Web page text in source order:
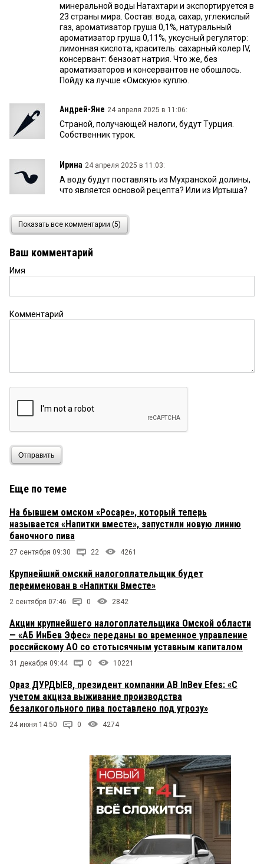
минеральной воды Натахтари и экспортируется в
23 страны мира. Состав: вода, сахар, углекислый
газ, ароматизатор груша 0,1%, натуральный
ароматизатор груша 0,11%, уксусный регулятор:
лимонная кислота, краситель: сахарный колер IV,
консервант: бензоат натрия. Что же, без
ароматизаторов и консервантов не обошлось.
Пойду ка лучше «Омскую» куплю.
Андрей-Яне 24 апреля 2025 в 11:06:
Страной, получающей налоги, будут Турция.
Собственник турок.
Ирина 24 апреля 2025 в 11:03:
А воду будут поставлять из Мухранской долины,
что является основой рецепта? Или из Иртыша?
Яна 24 апреля 2025 в 11:01:
"...При этом налоговые и акцизные поступления в
бюджет страны только в год запуска составят
порядка 1 млрд рублей, что позволит нам внести
экономическое развитие страны." Позвольте
Гость 24 апреля 2025 в 09:52:
Показать все комментарии (5)
Ваш комментарий
Имя
Комментарий
Отправить
Еще по теме
На бывшем омском «Росаре», который теперь
называется «Напитки вместе», запустили новую линию
баночного пива
27 сентября 09:30 22 4261
Крупнейший омский налогоплательщик будет
переименован в «Напитки Вместе»
2 сентября 07:46 0 2842
Акции крупнейшего налогоплательщика Омской области
— «АБ ИнБев Эфес» переданы во временное управление
российскому АО со стотысячным уставным капиталом
31 декабря 09:44 0 10221
Ораз ДУРДЫЕВ, президент компании AB InBev Efes: «С
учетом акциза выживание производства
безалкогольного пива поставлено под угрозу»
24 июня 14:50 0 4274